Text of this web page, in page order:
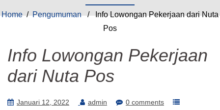
Home/Pengumuman/ Info Lowongan Pekerjaan dari Nuta
Pos
Info Lowongan Pekerjaan
dari Nuta Pos
Januari 12, 2022 admin
0 comments